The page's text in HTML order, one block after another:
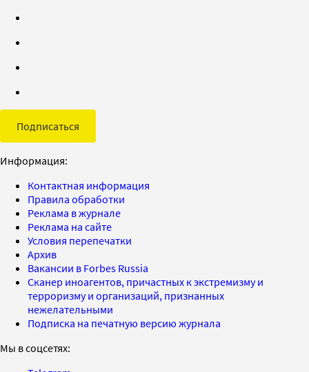
Подписаться
Информация:
Контактная информация
Правила обработки
Реклама в журнале
Реклама на сайте
Условия перепечатки
Архив
Вакансии в Forbes Russia
Сканер иноагентов, причастных к экстремизму и
терроризму и организаций, признанных
нежелательными
Подписка на печатную версию журнала
Мы в соцсетях: